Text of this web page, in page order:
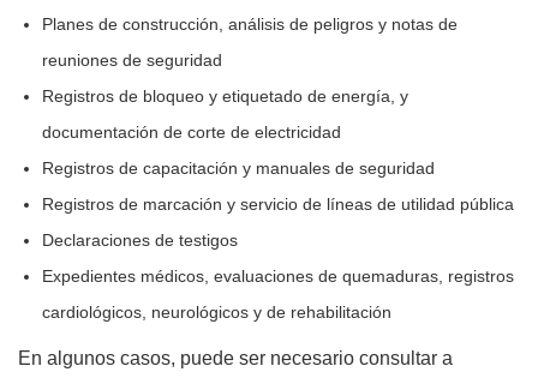
Planes de construcción, análisis de peligros y notas de
reuniones de seguridad
Registros de bloqueo y etiquetado de energía, y
documentación de corte de electricidad
Registros de capacitación y manuales de seguridad
Registros de marcación y servicio de líneas de utilidad pública
Declaraciones de testigos
Expedientes médicos, evaluaciones de quemaduras, registros
cardiológicos, neurológicos y de rehabilitación
En algunos casos, puede ser necesario consultar a